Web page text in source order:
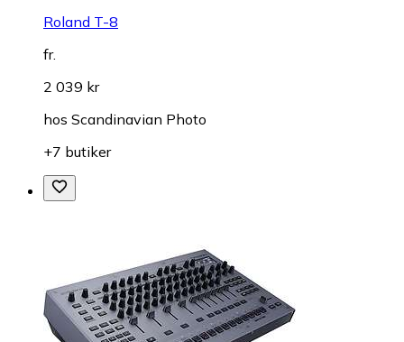
Roland T-8
fr.
2 039 kr
hos Scandinavian Photo
+7 butiker